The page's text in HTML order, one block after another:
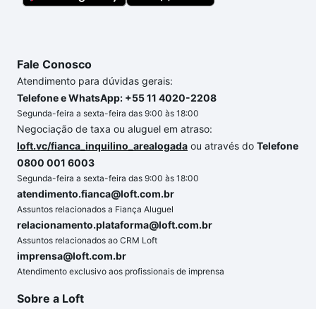
Fale Conosco
Atendimento para dúvidas gerais:
Telefone e WhatsApp: +55 11 4020-2208
Segunda-feira a sexta-feira das 9:00 às 18:00
Negociação de taxa ou aluguel em atraso:
loft.vc/fianca_inquilino_arealogada ou através do Telefone
0800 001 6003
Segunda-feira a sexta-feira das 9:00 às 18:00
atendimento.fianca@loft.com.br
Assuntos relacionados a Fiança Aluguel
relacionamento.plataforma@loft.com.br
Assuntos relacionados ao CRM Loft
imprensa@loft.com.br
Atendimento exclusivo aos profissionais de imprensa
Sobre a Loft